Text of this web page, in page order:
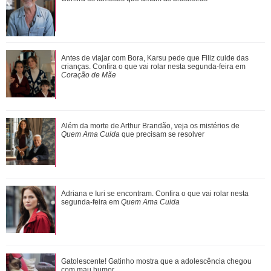
Divulgação 3/20
Quando celebrou um mês desde o fim de sua quimioterapia a
Tô muito feliz, sabe por que? Um mês sem quimio! Um mês
Além da morte de Arthur Brandão, veja os mistérios de
Quem Ama Cuida que precisam se resol...
Marcos Caruso se emociona ao revisitar mais de 50 anos
de carreira
Adriana e Iuri se encontram. Confira o que vai rolar nesta
segunda-feira em Quem Ama Cuida
Não gostou? Ana Paula Renault reage após Milena decretar
Antes de viajar com Bora, Karsu pede que Filiz cuide das
crianças. Confira o que vai rolar nesta segunda-feira em
Coração de Mãe
Além da morte de Arthur Brandão, veja os mistérios de
Quem Ama Cuida que precisam se resolver
Adriana e Iuri se encontram. Confira o que vai rolar nesta
segunda-feira em Quem Ama Cuida
Gatolescente! Gatinho mostra que a adolescência chegou